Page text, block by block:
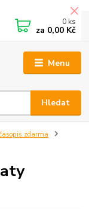
Menu
Hledat
0 ks
za 0,00 Kč
zdarma